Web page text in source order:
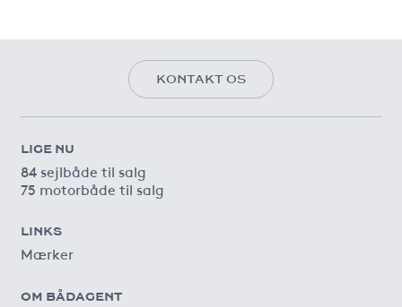
KONTAKT OS
LIGE NU
84 sejlbåde til salg
75 motorbåde til salg
LINKS
Mærker
OM BÅDAGENT